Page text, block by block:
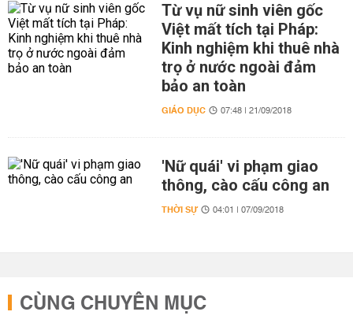
Từ vụ nữ sinh viên gốc
Việt mất tích tại Pháp:
Kinh nghiệm khi thuê nhà
trọ ở nước ngoài đảm
bảo an toàn
GIÁO DỤC 07:48 | 21/09/2018
'Nữ quái' vi phạm giao
thông, cào cấu công an
THỜI SỰ 04:01 | 07/09/2018
CÙNG CHUYÊN MỤC